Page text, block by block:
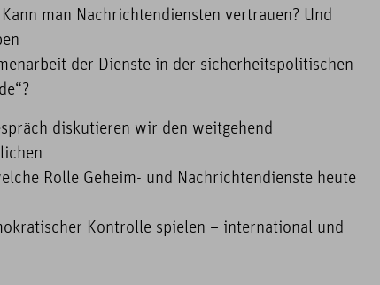
man Nachrichtendiensten vertrauen? Und
der Dienste in der sicherheitspolitischen
diskutieren wir den weitgehend
Rolle Geheim- und Nachrichtendienste heute
Kontrolle spielen – international und